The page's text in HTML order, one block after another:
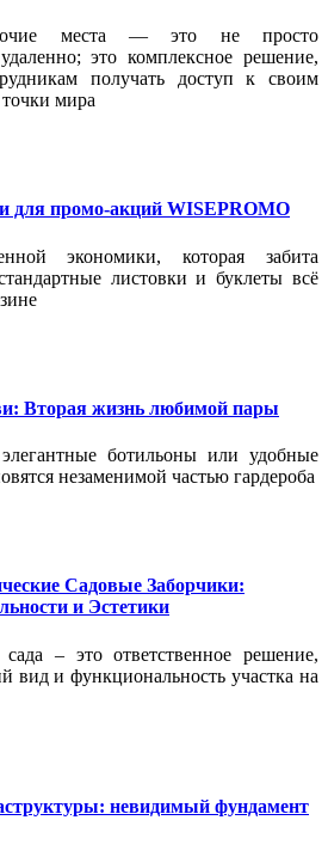
места — это не просто
это комплексное решение,
получать доступ к своим
мира
для промо-акций WISEPROMO
экономики, которая забита
листовки и буклеты всё
Вторая жизнь любимой пары
ботильоны или удобные
незаменимой частью гардероба
Садовые Заборчики:
и Эстетики
– это ответственное решение,
вид и функциональность участка на
невидимый фундамент